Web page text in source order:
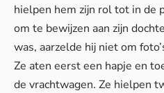
hielpen hem zijn rol tot in de
om te bewijzen aan zijn
was, aarzelde hij niet om
Ze aten eerst een hapje en
de vrachtwagen. Ze hielpen